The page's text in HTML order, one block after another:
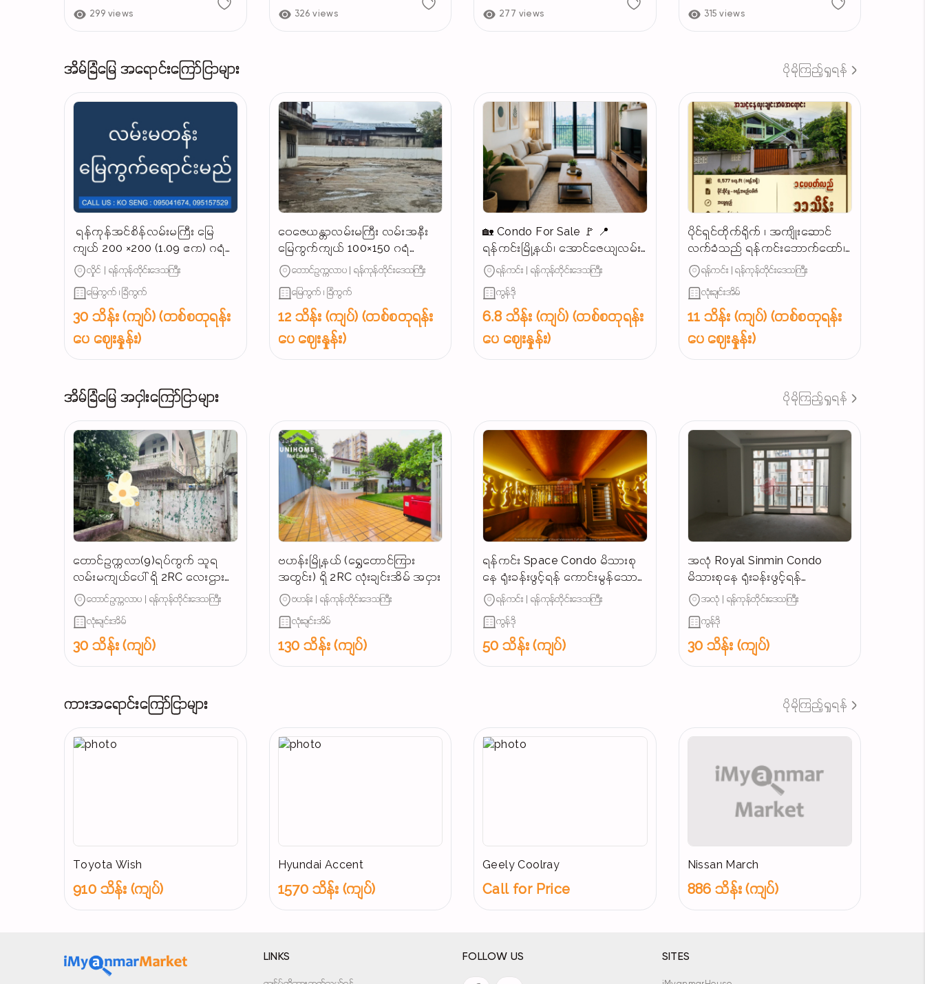
299 views 326 views 277 views 315 views
အိမ်ခြံမြေ အရောင်းကြော်ငြာများ ပိုမိုကြည့်ရှုရန်
‌ ရန်ကုန်အင်စိန်လမ်းမကြီး မြေ
ကျယ် 200 ×200 (1.09 ဧက) ဂရံ
နေရာကောင်မြေကွက် အရောင်း,‼️
လှိုင် | ရန်ကုန်တိုင်းဒေသကြီး
မြေကွက် ၊ ခြံကွက်
30 သိန်း (ကျပ်) (တစ်စတုရန်း
ပေ ဈေးနှုန်း)
ဝေဇေယန္တာလမ်းမကြီး လမ်းအနီး
မြေကွက်ကျယ် 100×150 ဂရံ
လုပ်ငန်းသင့်မြေကွက်ရောင်းမည်
တောင်ဥက္ကလာပ | ရန်ကုန်တိုင်းဒေသကြီး
မြေကွက် ၊ ခြံကွက်
12 သိန်း (ကျပ်) (တစ်စတုရန်း
ပေ ဈေးနှုန်း)
🏡 Condo For Sale 🚩 📍
ရန်ကင်းမြို့နယ်၊ အောင်ဇေယျလမ်း
အနီး (နေရာကောင်း)
ရန်ကင်း | ရန်ကုန်တိုင်းဒေသကြီး
ကွန်ဒို
6.8 သိန်း (ကျပ်) (တစ်စတုရန်း
ပေ ဈေးနှုန်း)
ပိုင်ရှင်တိုက်ရိုက် ၊ အကျိုးဆောင်
လက်ခံသည် ရန်ကင်းဘောက်ထော်၊
သာယာရွှေပြည်လမ်းမဂုတ်ကွက်၊
ရန်ကင်း | ရန်ကုန်တိုင်းဒေသကြီး
လုံးချင်းအိမ်
11 သိန်း (ကျပ်) (တစ်စတုရန်း
ပေ ဈေးနှုန်း)
အိမ်ခြံမြေ အငှါးကြော်ငြာများ ပိုမိုကြည့်ရှုရန်
တောင်ဥက္ကလာ(9)ရပ်ကွက် သူရ
လမ်းမကျယ်ပေါ် ရှိ 2RC လေးဌားပါ
မည် လူနေမလား / ရုံးခန်းဖွင့်ရင်
အဆင်ပြေ...
တောင်ဥက္ကလာပ | ရန်ကုန်တိုင်းဒေသကြီး
လုံးချင်းအိမ်
30 သိန်း (ကျပ်)
ဗဟန်းမြို့နယ် (ရွှေတောင်ကြား
အတွင်း) ရှိ 2RC လုံးချင်းအိမ် အငှား
ဗဟန်း | ရန်ကုန်တိုင်းဒေသကြီး
လုံးချင်းအိမ်
130 သိန်း (ကျပ်)
ရန်ကင်း Space Condo မိသားစု
နေ ရုံးခန်းဖွင့်ရန် ကောင်းမွန်သော
အခန်းအငှား
ရန်ကင်း | ရန်ကုန်တိုင်းဒေသကြီး
ကွန်ဒို
50 သိန်း (ကျပ်)
အလုံ Royal Sinmin Condo
မိသားစုနေ ရုံးခန်းဖွင့်ရန်
ကောင်းမွန်သောအခန်းအငှား
အလုံ | ရန်ကုန်တိုင်းဒေသကြီး
ကွန်ဒို
30 သိန်း (ကျပ်)
ကားအရောင်းကြော်ငြာများ ပိုမိုကြည့်ရှုရန်
Toyota Wish
910 သိန်း (ကျပ်)
Hyundai Accent
1570 သိန်း (ကျပ်)
Geely Coolray
Call for Price
Nissan March
886 သိန်း (ကျပ်)
LINKS FOLLOW US SITES